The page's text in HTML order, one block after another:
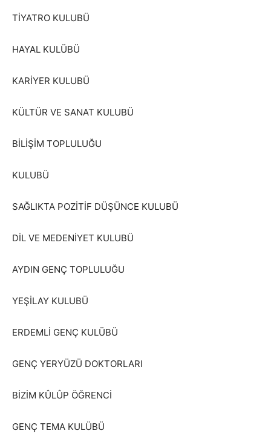
TİYATRO KULUBÜ
HAYAL KULÜBÜ
KARİYER KULUBÜ
KÜLTÜR VE SANAT KULUBÜ
BİLİŞİM TOPLULUĞU
KULUBÜ
SAĞLIKTA POZİTİF DÜŞÜNCE KULUBÜ
DİL VE MEDENİYET KULUBÜ
AYDIN GENÇ TOPLULUĞU
YEŞİLAY KULUBÜ
ERDEMLİ GENÇ KULÜBÜ
GENÇ YERYÜZÜ DOKTORLARI
BİZİM KÛLÛP ÖĞRENCİ
GENÇ TEMA KULÜBÜ